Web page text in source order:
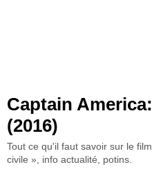
Captain
(2016)
Tout ce qu'il faut savoir sur le
civile », info actualité, potins.